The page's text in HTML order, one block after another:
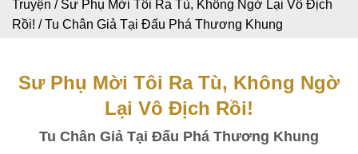
Truyện / Sư Phụ Mời Tôi Ra Tù, Không Ngờ Lại Vô Địch
Rồi! /Tu Chân Giả Tại Đấu Phá Thương Khung
Sư Phụ Mời Tôi Ra Tù, Không Ngờ
Lại Vô Địch Rồi!
Tu Chân Giả Tại Đấu Phá Thương Khung